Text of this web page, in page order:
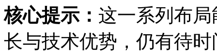
核心提示： 这一系列布
长与技术优势，仍有待